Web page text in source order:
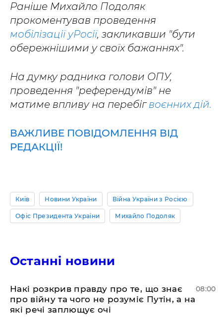
Раніше Михайло Подоляк
прокоментував проведення
мобілізації уРосії, закликавши "бути
обережнішими у своїх бажаннях".
На думку радника голови ОПУ,
проведення "референдумів" не
матиме впливу на перебігвоєнних дій.
ВАЖЛИВЕ ПОВІДОМЛЕННЯ ВІД
РЕДАКЦІЇ!
Київ Новини України Війна України з Росією
Офіс Президента України Михайло Подоляк
Останні новини
Накі розкрив правду про те, що знає
про війну та чого не розуміє Путін, а на
які речі заплющує очі
08:00